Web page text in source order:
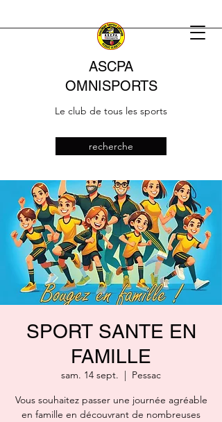
ASCPA
OMNISPORTS
Le club de tous les sports
recherche
SPORT SANTE EN
FAMILLE
sam. 14 sept.
  |
Pessac
Vous souhaitez passer une journée agréable
en famille en découvrant de nombreuses